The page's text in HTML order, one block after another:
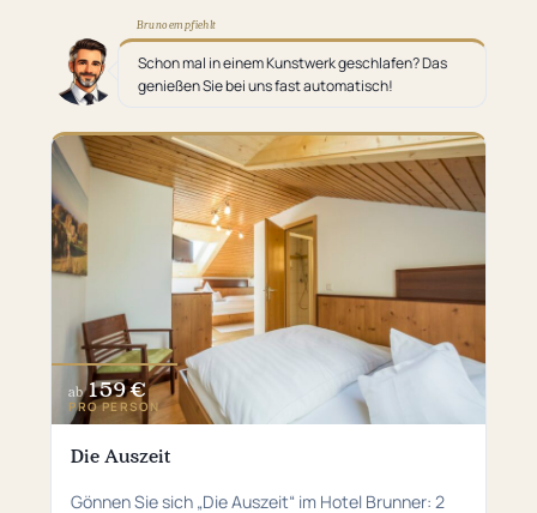
Bruno empfiehlt
Schon mal in einem Kunstwerk geschlafen? Das
genießen Sie bei uns fast automatisch!
ab 159 €
PRO PERSON
Die Auszeit
Gönnen Sie sich „Die Auszeit“ im Hotel Brunner: 2